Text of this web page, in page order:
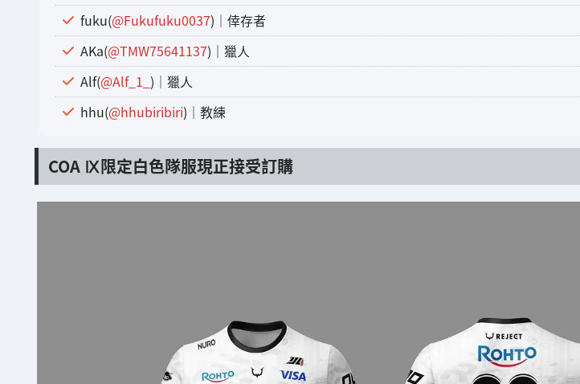
fuku(@Fukufuku0037)｜倖存者
AKa(@TMW75641137)｜獵人
Alf(@Alf_1_ )｜獵人
hhu(@hhubiribiri)｜教練
COA Ⅸ限定白色隊服現正接受訂購